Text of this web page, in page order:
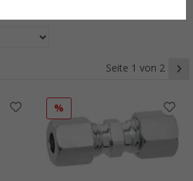
Seite 1 von 2
%